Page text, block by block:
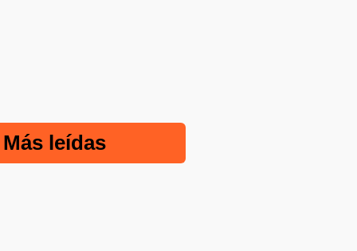
Más leídas